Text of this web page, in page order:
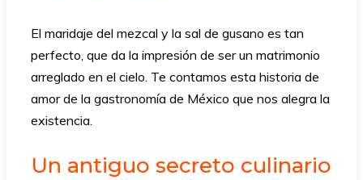
El maridaje del mezcal y la sal de gusano es tan
perfecto, que da la impresión de ser un matrimonio
arreglado en el cielo. Te contamos esta historia de
amor de la gastronomía de México que nos alegra la
existencia.
Un antiguo secreto culinario